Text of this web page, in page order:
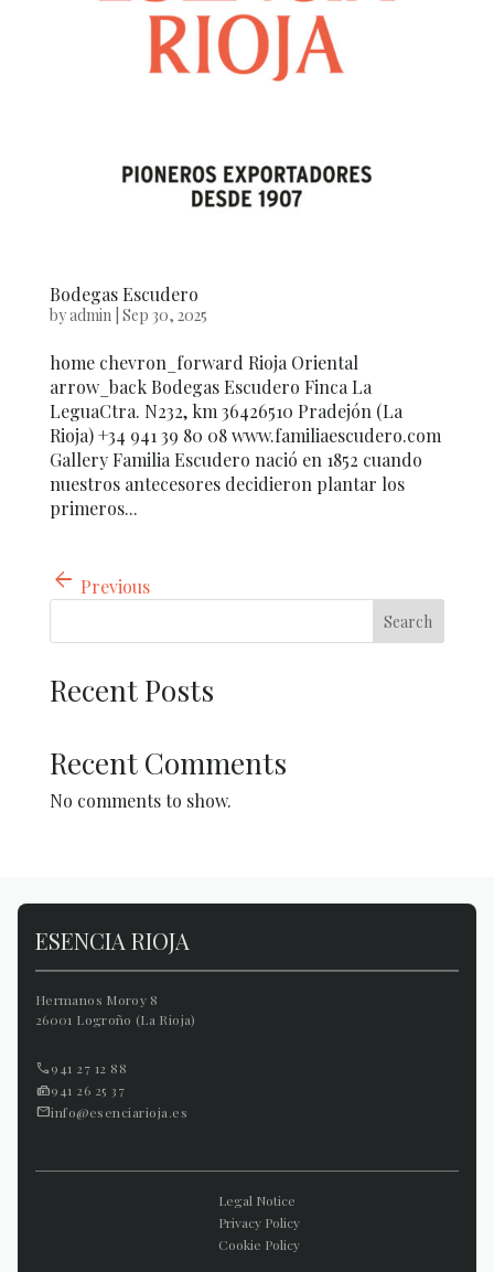
Bodegas Escudero
byadmin| Sep 30, 2025
home chevron_forward Rioja Oriental
arrow_back Bodegas Escudero Finca La
LeguaCtra. N232, km 36426510 Pradejón (La
Rioja) +34 941 39 80 08 www.familiaescudero.com
Gallery Familia Escudero nació en 1852 cuando
nuestros antecesores decidieron plantar los
primeros...
arrow_back Previous
Search
Recent Posts
Recent Comments
No comments to show.
ESENCIA RIOJA
Hermanos Moroy 8
26001 Logroño (La Rioja)
941 27 12 88
941 26 25 37
info@esenciarioja.es
Legal Notice
Privacy Policy
Cookie Policy